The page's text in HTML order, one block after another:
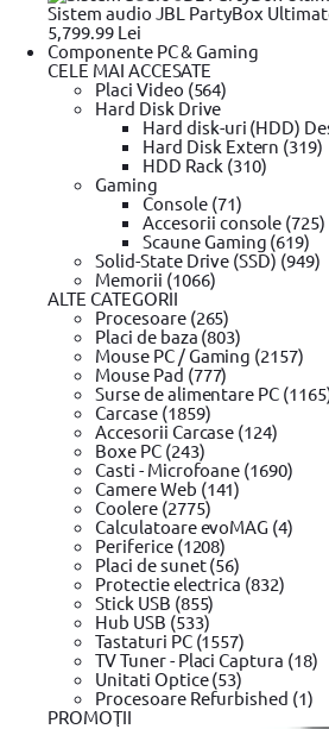
Sistem audio JBL PartyBox
5,799.99 Lei
Componente PC & Gaming
CELE MAI ACCESATE
Placi Video (564)
Hard Disk Drive
Hard disk-uri (HDD)
Hard Disk Extern (319)
HDD Rack (310)
Gaming
Console (71)
Accesorii console (725)
Scaune Gaming (619)
Solid-State Drive (SSD) (949)
Memorii (1066)
ALTE CATEGORII
Procesoare (265)
Placi de baza (803)
Mouse PC / Gaming (2157)
Mouse Pad (777)
Surse de alimentare PC
Carcase (1859)
Accesorii Carcase (124)
Boxe PC (243)
Casti - Microfoane (1690)
Camere Web (141)
Coolere (2775)
Calculatoare evoMAG (4)
Periferice (1208)
Placi de sunet (56)
Protectie electrica (832)
Stick USB (855)
Hub USB (533)
Tastaturi PC (1557)
TV Tuner - Placi Captura (18)
Unitati Optice (53)
Procesoare Refurbished (1)
PROMOŢII
Plata cu
cardul în rate
Cleste taiat Yato PVC
0 review-uri
In stoc furnizor
Solicita postare in SICAP
(TVA inclus)
Adaugă la wishlist
Ridica din locker / punct ridicare
Din Showroom-ul evomag:
Poate fi ridicat in 19 zile dupa ora 09:00
Livrare prin curier:
Se livreaza in 20 zile pana in ora 18:00
Garantie standard
Alerta pret!
Pret actual:
Vreau sa aflu primul ofertele zilnice!
Compară Intrebare tehnică?
Produse recomandate
Scurta descriere